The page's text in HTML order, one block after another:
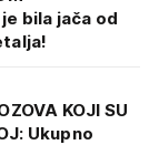
bila jača od
KOJI SU
Ukupno